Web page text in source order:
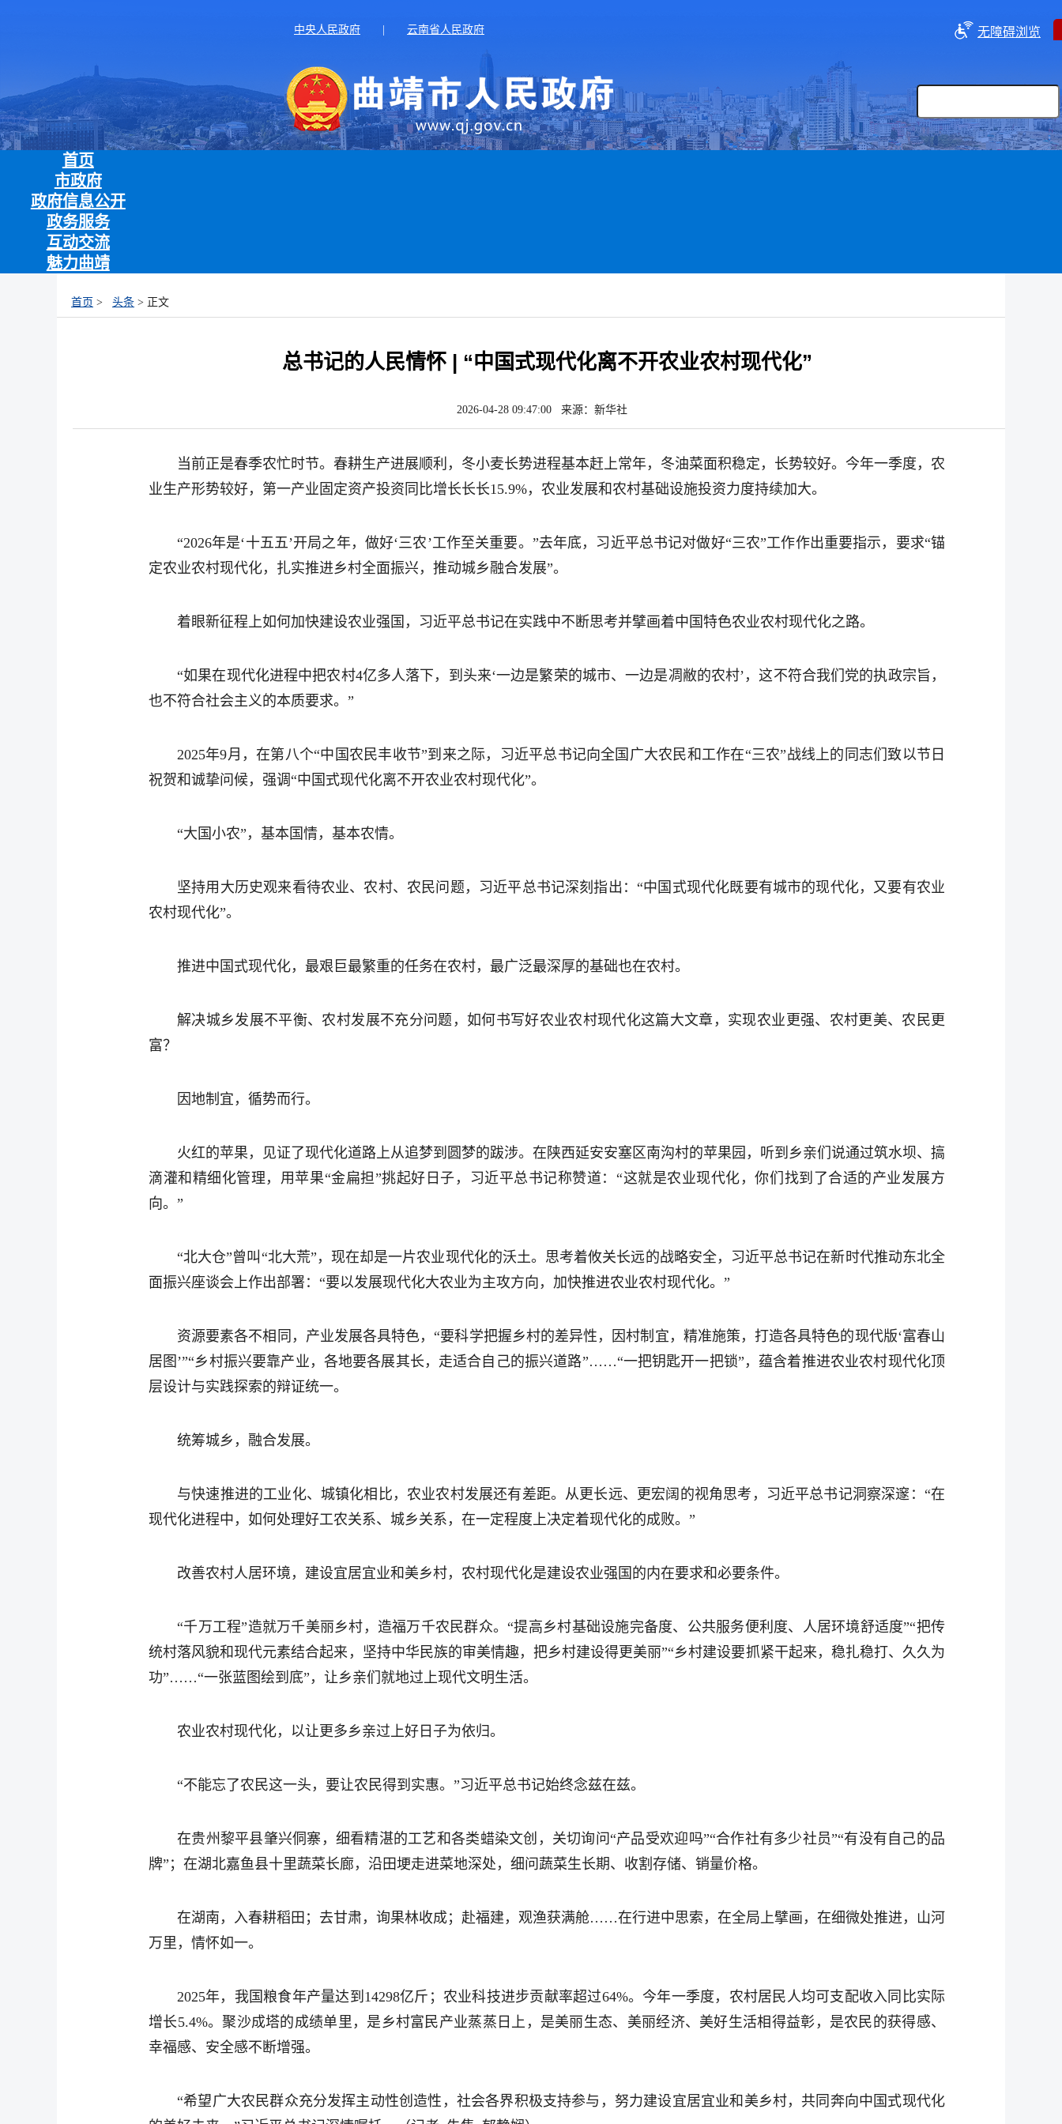
中央人民政府 | 云南省人民政府 无障碍浏览
首页
市政府
政府信息公开
政务服务
互动交流
魅力曲靖
首页 > 头条 > 正文
总书记的人民情怀 | “中国式现代化离不开农业农村现代化”
2026-04-28 09:47:00 来源：新华社
当前正是春季农忙时节。春耕生产进展顺利，冬小麦长势进程基本赶上常年，冬油菜面积稳定，长势较好。今年一季度，农
业生产形势较好，第一产业固定资产投资同比增长长长15.9%，农业发展和农村基础设施投资力度持续加大。
“2026年是‘十五五’开局之年，做好‘三农’工作至关重要。”去年底，习近平总书记对做好“三农”工作作出重要指示，要求“锚
定农业农村现代化，扎实推进乡村全面振兴，推动城乡融合发展”。
着眼新征程上如何加快建设农业强国，习近平总书记在实践中不断思考并擘画着中国特色农业农村现代化之路。
“如果在现代化进程中把农村4亿多人落下，到头来‘一边是繁荣的城市、一边是凋敝的农村’，这不符合我们党的执政宗旨，
也不符合社会主义的本质要求。”
2025年9月，在第八个“中国农民丰收节”到来之际，习近平总书记向全国广大农民和工作在“三农”战线上的同志们致以节日
祝贺和诚挚问候，强调“中国式现代化离不开农业农村现代化”。
“大国小农”，基本国情，基本农情。
坚持用大历史观来看待农业、农村、农民问题，习近平总书记深刻指出：“中国式现代化既要有城市的现代化，又要有农业
农村现代化”。
推进中国式现代化，最艰巨最繁重的任务在农村，最广泛最深厚的基础也在农村。
解决城乡发展不平衡、农村发展不充分问题，如何书写好农业农村现代化这篇大文章，实现农业更强、农村更美、农民更
富？
因地制宜，循势而行。
火红的苹果，见证了现代化道路上从追梦到圆梦的跋涉。在陕西延安安塞区南沟村的苹果园，听到乡亲们说通过筑水坝、搞
滴灌和精细化管理，用苹果“金扁担”挑起好日子，习近平总书记称赞道：“这就是农业现代化，你们找到了合适的产业发展方
向。”
“北大仓”曾叫“北大荒”，现在却是一片农业现代化的沃土。思考着攸关长远的战略安全，习近平总书记在新时代推动东北全
面振兴座谈会上作出部署：“要以发展现代化大农业为主攻方向，加快推进农业农村现代化。”
资源要素各不相同，产业发展各具特色，“要科学把握乡村的差异性，因村制宜，精准施策，打造各具特色的现代版‘富春山
居图’”“乡村振兴要靠产业，各地要各展其长，走适合自己的振兴道路”……“一把钥匙开一把锁”，蕴含着推进农业农村现代化顶
层设计与实践探索的辩证统一。
统筹城乡，融合发展。
与快速推进的工业化、城镇化相比，农业农村发展还有差距。从更长远、更宏阔的视角思考，习近平总书记洞察深邃：“在
现代化进程中，如何处理好工农关系、城乡关系，在一定程度上决定着现代化的成败。”
改善农村人居环境，建设宜居宜业和美乡村，农村现代化是建设农业强国的内在要求和必要条件。
“千万工程”造就万千美丽乡村，造福万千农民群众。“提高乡村基础设施完备度、公共服务便利度、人居环境舒适度”“把传
统村落风貌和现代元素结合起来，坚持中华民族的审美情趣，把乡村建设得更美丽”“乡村建设要抓紧干起来，稳扎稳打、久久为
功”……“一张蓝图绘到底”，让乡亲们就地过上现代文明生活。
农业农村现代化，以让更多乡亲过上好日子为依归。
“不能忘了农民这一头，要让农民得到实惠。”习近平总书记始终念兹在兹。
在贵州黎平县肇兴侗寨，细看精湛的工艺和各类蜡染文创，关切询问“产品受欢迎吗”“合作社有多少社员”“有没有自己的品
牌”；在湖北嘉鱼县十里蔬菜长廊，沿田埂走进菜地深处，细问蔬菜生长期、收割存储、销量价格。
在湖南，入春耕稻田；去甘肃，询果林收成；赴福建，观渔获满舱……在行进中思索，在全局上擘画，在细微处推进，山河
万里，情怀如一。
2025年，我国粮食年产量达到14298亿斤；农业科技进步贡献率超过64%。今年一季度，农村居民人均可支配收入同比实际
增长5.4%。聚沙成塔的成绩单里，是乡村富民产业蒸蒸日上，是美丽生态、美丽经济、美好生活相得益彰，是农民的获得感、
幸福感、安全感不断增强。
“希望广大农民群众充分发挥主动性创造性，社会各界积极支持参与，努力建设宜居宜业和美乡村，共同奔向中国式现代化